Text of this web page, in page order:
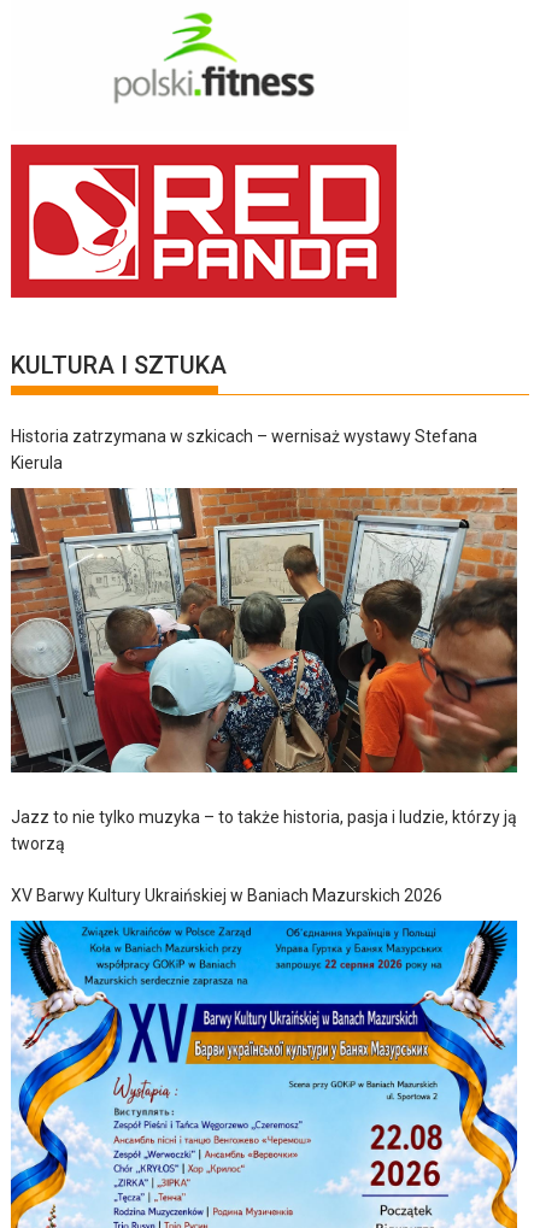
KULTURA I SZTUKA
Historia zatrzymana w szkicach – wernisaż wystawy Stefana
Kierula
Jazz to nie tylko muzyka – to także historia, pasja i ludzie, którzy ją
tworzą
XV Barwy Kultury Ukraińskiej w Baniach Mazurskich 2026